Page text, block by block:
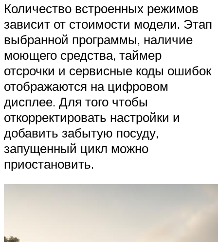
Количество встроенных режимов
зависит от стоимости модели. Этап
выбранной программы, наличие
моющего средства, таймер
отсрочки и сервисные коды ошибок
отображаются на цифровом
дисплее. Для того чтобы
откорректировать настройки и
добавить забытую посуду,
запущенный цикл можно
приостановить.